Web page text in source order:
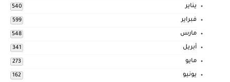
يناير 540
فبراير 599
مارس 548
أبريل 341
مايو 273
يونيو 162